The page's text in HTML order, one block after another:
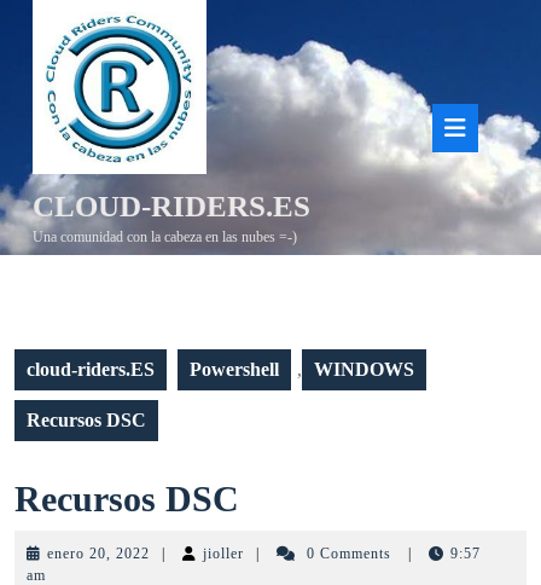
contenido
CLOUD-RIDERS.ES
Una comunidad con la cabeza en las nubes =-)
de
cloud-riders.ES Powershell , WINDOWS
Recursos DSC
Recursos DSC
DSC
enero 20, 2022 enero
jioller jioller 0 Comments
9:57
am